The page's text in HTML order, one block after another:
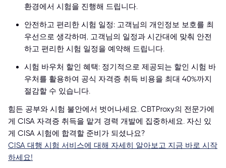
환경에서 시험을 진행해 드립니다.
안전하고 편리한 시험 일정: 고객님의 개인정보 보호를 최
우선으로 생각하며, 고객님의 일정과 시간대에 맞춰 안전
하고 편리한 시험 일정을 예약해 드립니다.
시험 바우처 할인 혜택: 정기적으로 제공되는 할인 시험 바
우처를 활용하여 공식 자격증 취득 비용을 최대 40%까지
절감할 수 있습니다.
힘든 공부와 시험 불안에서 벗어나세요. CBTProxy의 전문가에
게 CISA 자격증 취득을 맡겨 경력 개발에 집중하세요. 자신 있
게 CISA 시험에 합격할 준비가 되셨나요?
CISA 대행 시험 서비스에 대해 자세히 알아보고 지금 바로 시작
하세요!